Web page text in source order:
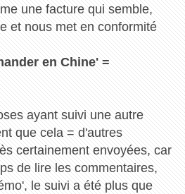
une facture qui semble,
et nous met en conformité
en Chine' =
ayant suivi une autre
que cela = d'autres
certainement envoyées, car
de lire les commentaires,
le suivi a été plus que